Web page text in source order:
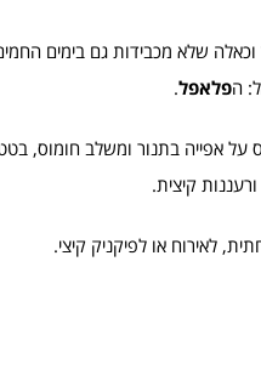
שלא מכבידות גם בימים
הפלאפל.
על אפייה בתנור ומשלב חומוס,
קיצית.
לאירוח או לפיקניק קיצי.